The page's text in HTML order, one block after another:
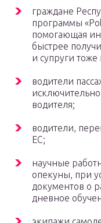
граждане
программы
помогающая
быстрее
и супруги тоже
водители
водителя;
водители,
ЕС;
научные
опекуны, при
документов о
дневное